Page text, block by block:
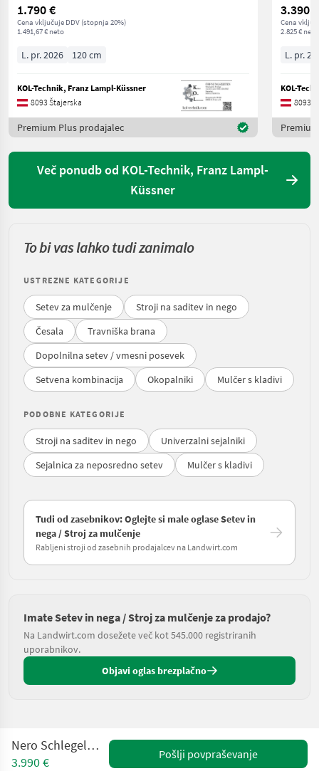
1.790 €
Cena vključuje DDV (stopnja 20%)
1.491,67 € neto
L. pr. 2026 120 cm
KOL-Technik, Franz Lampl-Küssner
8093 Štajerska
Premium Plus prodajalec
3.390 €
Cena
2.825 € neto
L. pr.
KOL-
8093
Več ponudb od KOL-Technik, Franz Lampl-
Küssner
To bi vas lahko tudi zanimalo
USTREZNE KATEGORIJE
Setev za mulčenje
Stroji na saditev in nego
Česala
Travniška brana
Dopolnilna setev / vmesni posevek
Setvena kombinacija
Okopalniki Mulčer s kladivi
PODOBNE KATEGORIJE
Stroji na saditev in nego
Univerzalni sejalniki
Sejalnica za neposredno setev
Mulčer s kladivi
Tudi od zasebnikov: Oglejte si male oglase Setev in
nega / Stroj za mulčenje
Rabljeni stroji od zasebnih prodajalcev na Landwirt.com
Imate Setev in nega / Stroj za mulčenje za prodajo?
Na Landwirt.com dosežete več kot 545.000 registriranih
uporabnikov.
Objavi oglas brezplačno
Nero Schlegelmulcher 2,8m
3.990 €
Pošlji povpraševanje